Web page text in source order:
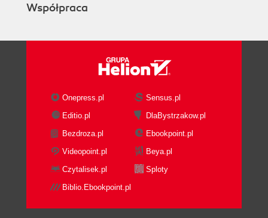
Współpraca
Onepress.pl
Sensus.pl
Editio.pl
DlaBystrzakow.pl
Bezdroza.pl
Ebookpoint.pl
Videopoint.pl
Beya.pl
Czytalisek.pl
Sploty
Biblio.Ebookpoint.pl